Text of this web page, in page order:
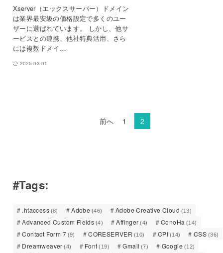
Xserver（エックスサーバー）ドメイン
は業界最安級の価格設定で多くのユー
ザーに選ばれています。 しかし、他サ
ービスとの連携、他社特典活用、さら
には複数ドメイ…
2025-03-01
前へ 1 2
#Tags:
.htaccess (8) Adobe (46) Adobe Creative Cloud (13)
Advanced Custom Fields (4) Affinger (4) ConoHa (14)
Contact Form 7 (9) CORESERVER (10) CPI (14) CSS (36)
Dreamweaver (4) Font (19) Gmail (7) Google (12)